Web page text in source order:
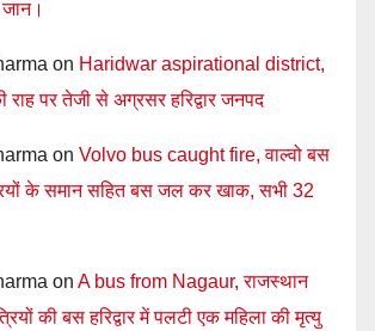
on Haridwar aspirational district,
राह पर तेजी से अग्रसर हरिद्वार जनपद
on Volvo bus caught fire, वाल्वो बस
के समान सहित बस जल कर खाक, सभी 32
on A bus from Nagaur, राजस्थान
की बस हरिद्वार में पलटी एक महिला की मृत्यु